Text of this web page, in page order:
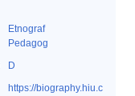
Etnograf‎
Pedagog‎
D
https://biography.hiu.c